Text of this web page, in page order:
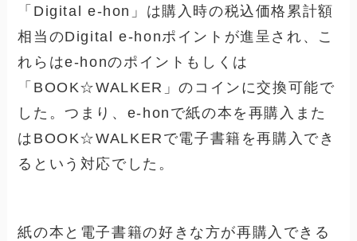
「 Digital e-hon」は購入時の税込価格累計額
相当のDigital e-honポイントが進呈され、こ
れらはe-honのポイントもしくは
「BOOK☆WALKER」のコインに交換可能で
した。つまり、 e-honで紙の本を再購入また
は BOOK☆WALKERで電子書籍を再購入でき
るという対応でした。
紙の本と電子書籍の好きな方が再購入できる